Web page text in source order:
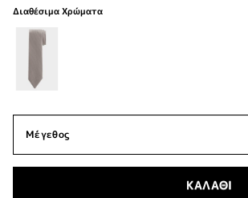
Διαθέσιμα Χρώματα
ΚΑΛΑΘΙ